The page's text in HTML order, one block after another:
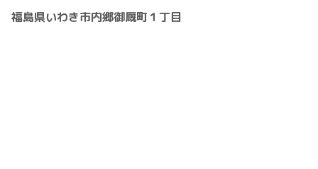
福島県いわき市内郷御厩町１丁目